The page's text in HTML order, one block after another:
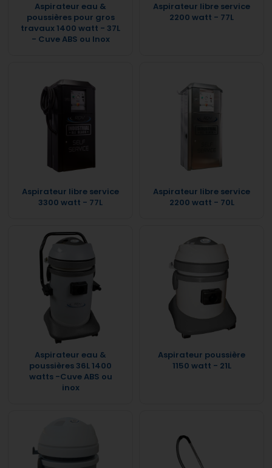
Aspirateur eau &
poussières pour gros
travaux 1400 watt - 37L
- Cuve ABS ou Inox
Aspirateur libre service
2200 watt - 77L
Aspirateur libre service
3300 watt - 77L
Aspirateur libre service
2200 watt - 70L
Aspirateur eau &
poussières 36L 1400
watts -Cuve ABS ou
inox
Aspirateur poussière
1150 watt - 21L